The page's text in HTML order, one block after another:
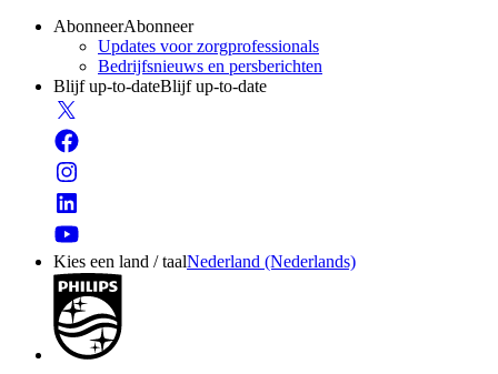
AbonneerAbonneer
Updates voor zorgprofessionals
Bedrijfsnieuws en persberichten
Blijf up-to-dateBlijf up-to-date
Kies een land / taalNederland (Nederlands)